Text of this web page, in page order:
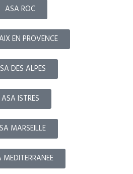
ASA ROC
EN PROVENCE
DES ALPES
ASA ISTRES
MARSEILLE